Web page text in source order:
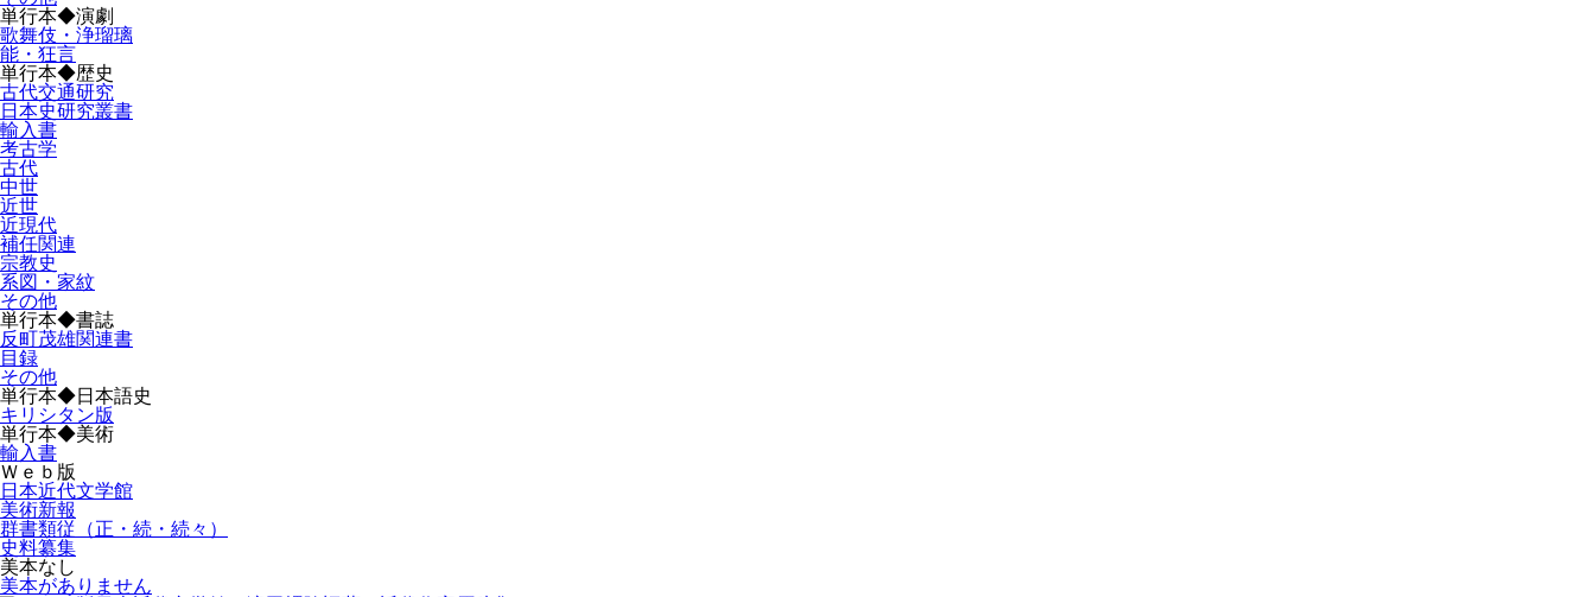
単行本◆演劇
歌舞伎・浄瑠璃
能・狂言
単行本◆歴史
古代交通研究
日本史研究叢書
輸入書
考古学
古代
中世
近世
近現代
補任関連
宗教史
系図・家紋
その他
単行本◆書誌
反町茂雄関連書
目録
その他
単行本◆日本語史
キリシタン版
単行本◆美術
輸入書
Ｗｅｂ版
日本近代文学館
美術新報
群書類従（正・続・続々）
史料纂集
美本なし
美本がありません